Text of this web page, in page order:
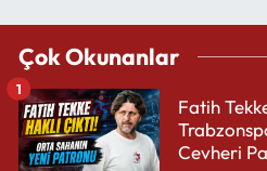
Çok Okunanlar
Fatih
Cevheri
1